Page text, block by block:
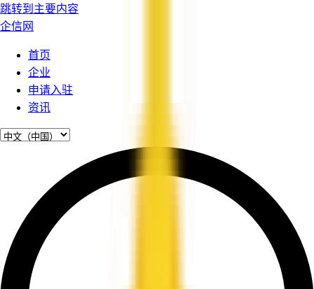
跳转到主要内容
企信网
首页
企业
申请入驻
资讯